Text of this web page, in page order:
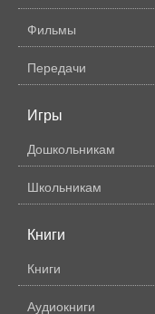
Фильмы
Передачи
Игры
Дошкольникам
Школьникам
Книги
Книги
Аудиокниги